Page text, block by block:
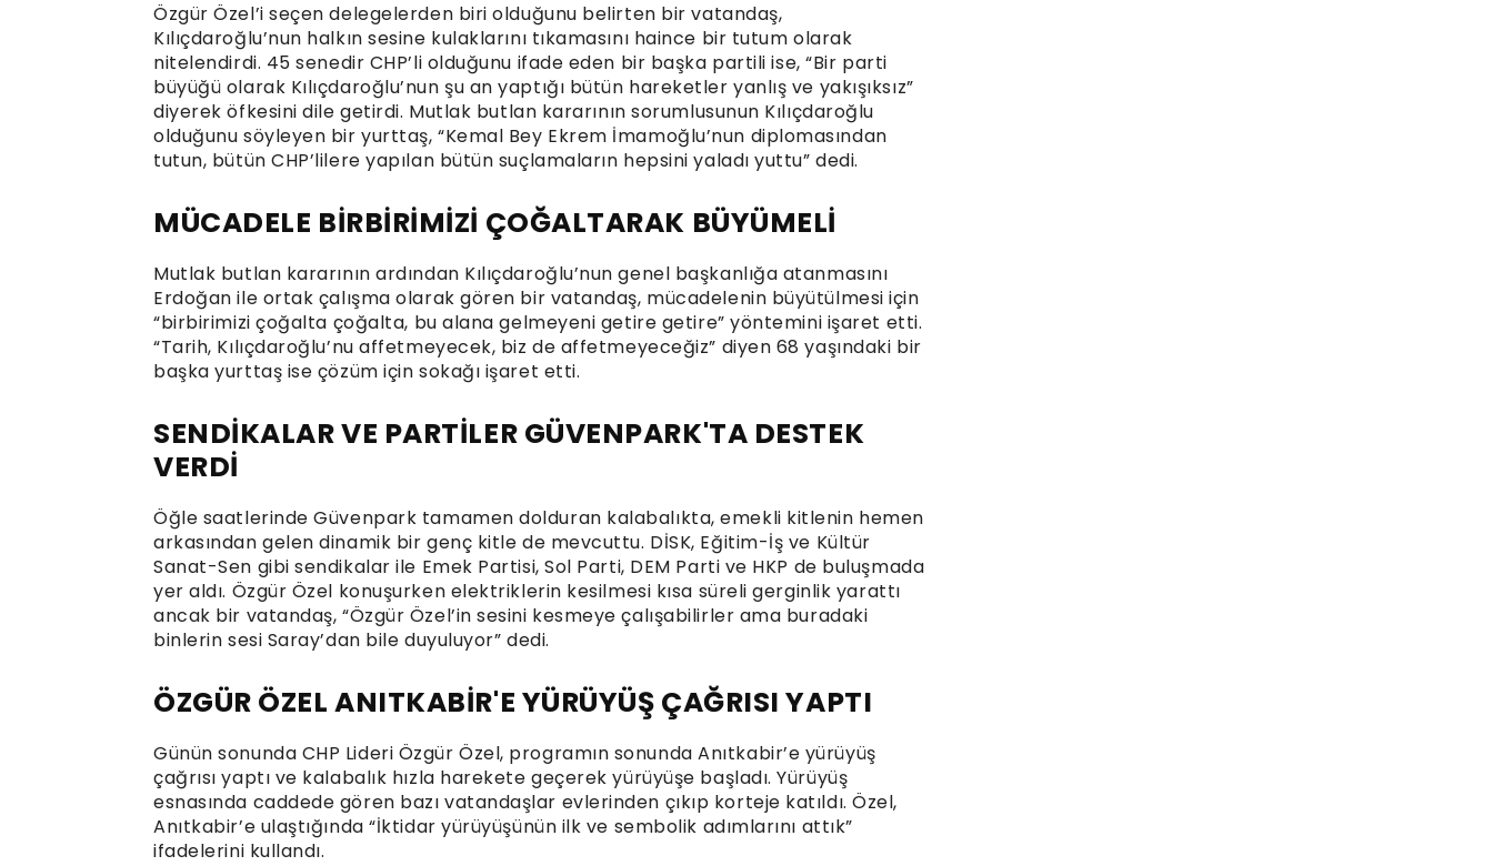
Özgür Özel’i seçen delegelerden biri olduğunu belirten bir vatandaş,
Kılıçdaroğlu’nun halkın sesine kulaklarını tıkamasını haince bir tutum olarak
nitelendirdi. 45 senedir CHP’li olduğunu ifade eden bir başka partili ise, “Bir parti
büyüğü olarak Kılıçdaroğlu’nun şu an yaptığı bütün hareketler yanlış ve yakışıksız”
diyerek öfkesini dile getirdi. Mutlak butlan kararının sorumlusunun Kılıçdaroğlu
olduğunu söyleyen bir yurttaş, “Kemal Bey Ekrem İmamoğlu’nun diplomasından
tutun, bütün CHP’lilere yapılan bütün suçlamaların hepsini yaladı yuttu” dedi.
MÜCADELE BİRBİRİMİZİ ÇOĞALTARAK BÜYÜMELİ
Mutlak butlan kararının ardından Kılıçdaroğlu’nun genel başkanlığa atanmasını
Erdoğan ile ortak çalışma olarak gören bir vatandaş, mücadelenin büyütülmesi için
“birbirimizi çoğalta çoğalta, bu alana gelmeyeni getire getire” yöntemini işaret etti.
“Tarih, Kılıçdaroğlu’nu affetmeyecek, biz de affetmeyeceğiz” diyen 68 yaşındaki bir
başka yurttaş ise çözüm için sokağı işaret etti.
SENDİKALAR VE PARTİLER GÜVENPARK'TA DESTEK
VERDİ
Öğle saatlerinde Güvenpark tamamen dolduran kalabalıkta, emekli kitlenin hemen
arkasından gelen dinamik bir genç kitle de mevcuttu. DİSK, Eğitim-İş ve Kültür
Sanat-Sen gibi sendikalar ile Emek Partisi, Sol Parti, DEM Parti ve HKP de buluşmada
yer aldı. Özgür Özel konuşurken elektriklerin kesilmesi kısa süreli gerginlik yarattı
ancak bir vatandaş, “Özgür Özel’in sesini kesmeye çalışabilirler ama buradaki
binlerin sesi Saray’dan bile duyuluyor” dedi.
ÖZGÜR ÖZEL ANITKABİR'E YÜRÜYÜŞ ÇAĞRISI YAPTI
Günün sonunda CHP Lideri Özgür Özel, programın sonunda Anıtkabir’e yürüyüş
çağrısı yaptı ve kalabalık hızla harekete geçerek yürüyüşe başladı. Yürüyüş
esnasında caddede gören bazı vatandaşlar evlerinden çıkıp korteje katıldı. Özel,
Anıtkabir’e ulaştığında “İktidar yürüyüşünün ilk ve sembolik adımlarını attık”
ifadelerini kullandı.